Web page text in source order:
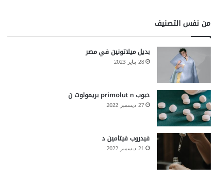
من نفس التصنيف
بديل ميلاتونين في مصر
28 يناير 2023
حبوب primolut n بريمولوت ن
27 ديسمبر 2022
فيدروب فيتامين د
21 ديسمبر 2022